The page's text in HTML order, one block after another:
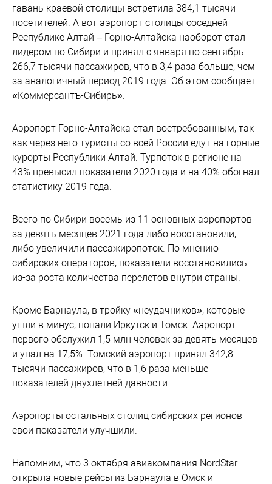
гавань краевой столицы встретила 384,1 тысячи
посетителей. А вот аэропорт столицы соседней
Республике Алтай – Горно-Алтайска наоборот стал
лидером по Сибири и принял с января по сентябрь
266,7 тысячи пассажиров, что в 3,4 раза больше, чем
за аналогичный период 2019 года. Об этом сообщает
«Коммерсантъ-Сибирь».
Аэропорт Горно-Алтайска стал востребованным, так
как через него туристы со всей России едут на горные
курорты Республики Алтай. Турпоток в регионе на
43% превысил показатели 2020 года и на 40% обогнал
статистику 2019 года.
Всего по Сибири восемь из 11 основных аэропортов
за девять месяцев 2021 года либо восстановили,
либо увеличили пассажиропоток. По мнению
сибирских операторов, показатели восстановились
из-за роста количества перелетов внутри страны.
Кроме Барнаула, в тройку «неудачников», которые
ушли в минус, попали Иркутск и Томск. Аэропорт
первого обслужил 1,5 млн человек за девять месяцев
и упал на 17,5%. Томский аэропорт принял 342,8
тысячи пассажиров, что в 1,6 раза меньше
показателей двухлетней давности.
Аэропорты остальных столиц сибирских регионов
свои показатели улучшили.
Напомним, что 3 октября авиакомпания NordStar
открыла новые рейсы из Барнаула в Омск и